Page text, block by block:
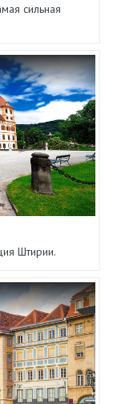
сильная
Штирии.